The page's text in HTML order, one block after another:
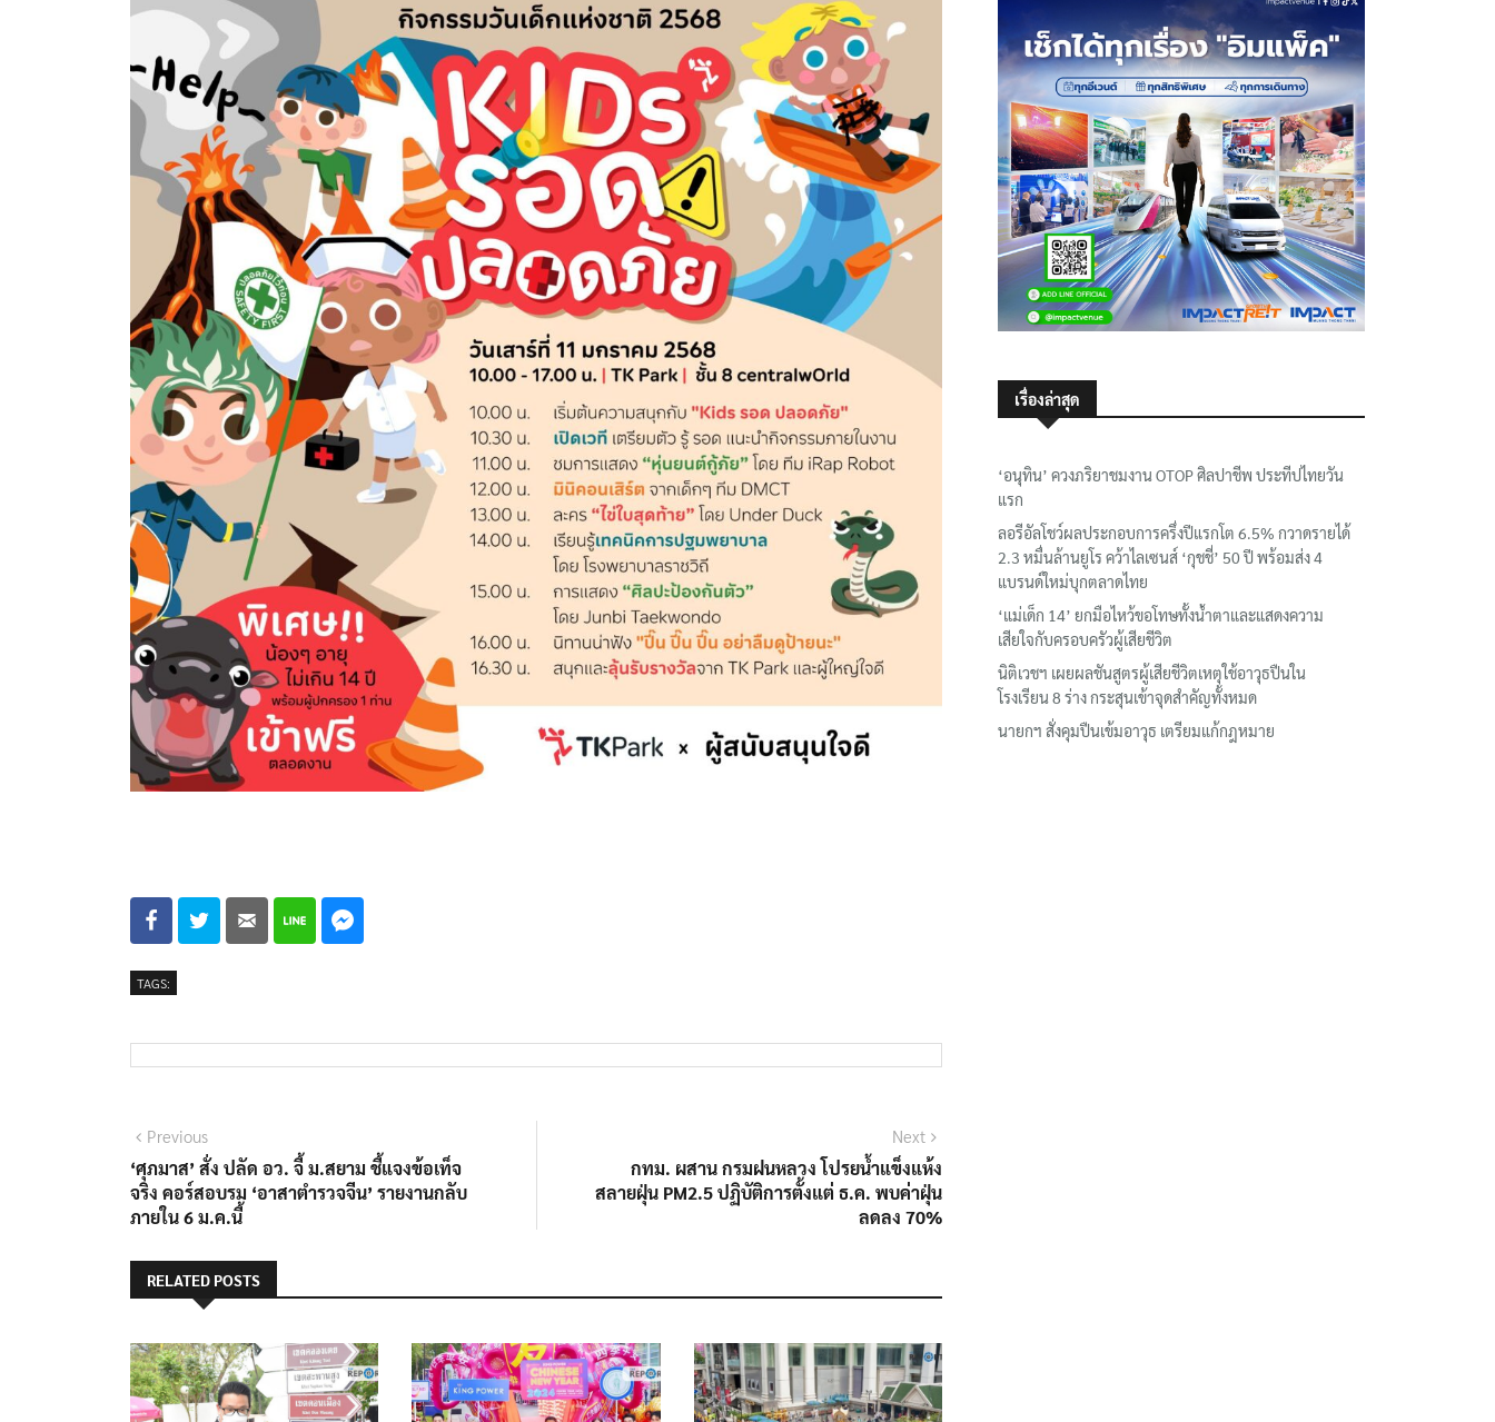
TAGS:
แนะแนว
เรื่อง
PreviousPrevious
post:
‘ศุภมาส’ สั่ง ปลัด อว. จี้ ม.สยาม ชี้แจงข้อเท็จ
จริง คอร์สอบรม ‘อาสาตำรวจจีน’ รายงานกลับ
ภายใน 6 ม.ค.นี้
Next
กทม. ผสาน กรมฝนหลวง โปรยน้ำแข็งแห้ง
สลายฝุ่น PM2.5 ปฏิบัติการตั้งแต่ ธ.ค. พบค่าฝุ่น
ลดลง 70%
RELATED POSTS
เรื่องล่าสุด
‘อนุทิน’ ควงภริยาชมงาน OTOP ศิลปาชีพ ประทีปไทยวัน
แรก
ลอรีอัลโชว์ผลประกอบการครึ่งปีแรกโต 6.5% กวาดรายได้
2.3 หมื่นล้านยูโร คว้าไลเซนส์ ‘กุชชี่’ 50 ปี พร้อมส่ง 4
แบรนด์ใหม่บุกตลาดไทย
‘แม่เด็ก 14’ ยกมือไหว้ขอโทษทั้งน้ำตาและแสดงความ
เสียใจกับครอบครัวผู้เสียชีวิต
นิติเวชฯ เผยผลชันสูตรผู้เสียชีวิตเหตุใช้อาวุธปืนใน
โรงเรียน 8 ร่าง กระสุนเข้าจุดสำคัญทั้งหมด
นายกฯ สั่งคุมปืนเข้มอาวุธ เตรียมแก้กฎหมาย